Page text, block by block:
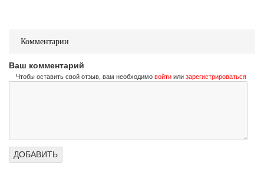
Комментарии
Ваш комментарий
Чтобы оставить свой отзыв, вам необходимо войти или зарегистрироваться